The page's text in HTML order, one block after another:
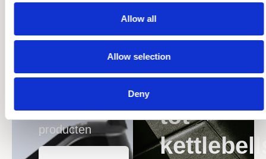
Allow all
Allow selection
Deny
Profiteer van
geselecteerde
producten
Van
tot